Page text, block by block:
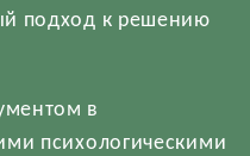
подход к решению
в
психологическими